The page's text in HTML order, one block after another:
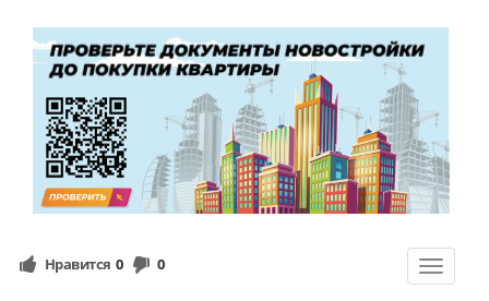
Toggle
Нравится 0 0